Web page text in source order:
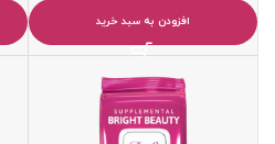
افزودن به سبد خرید